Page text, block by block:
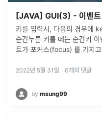
[JAVA] GUI(3) - 이벤트
키를 입력시, 다음의 경우에
순간누른 키를 떼는 순간키
트가 포커스(focus) 를 가지
=> 아래 ...
2022년 5월 31일 · 0개의 댓글
by msung99